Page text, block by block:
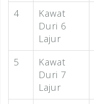
4
Kawat
Duri 6
Lajur
5
Kawat
Duri 7
Lajur